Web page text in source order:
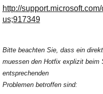
http://
us;917349
Bitte beachten Sie, dass ein
muessen den Hotfix explizit beim
entsprechenden
Problemen betroffen sind:
E-Mail bestätigen